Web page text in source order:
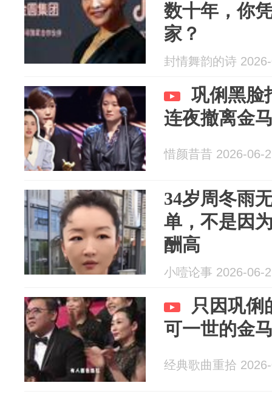
数十年，你
家？
封情舞韵的诗
巩俐黑脸
连夜撤离金
惜颜昔昔 2026-06-
34岁周冬雨
单，不是因
酬高
小噎论事 2026-06-
只因巩俐
可一世的金
经典歌曲重拾